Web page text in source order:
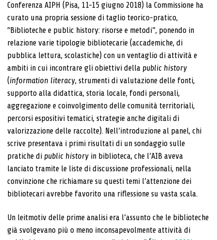
Conferenza AIPH (Pisa, 11-15 giugno 2018) la Commissione ha
curato una propria sessione di taglio teorico-pratico,
“Biblioteche e public history: risorse e metodi”, ponendo in
relazione varie tipologie bibliotecarie (accademiche, di
pubblica lettura, scolastiche) con un ventaglio di attività e
ambiti in cui incontrare gli obiettivi della public history
(information literacy, strumenti di valutazione delle fonti,
supporto alla didattica, storia locale, fondi personali,
aggregazione e coinvolgimento delle comunità territoriali,
percorsi espositivi tematici, strategie anche digitali di
valorizzazione delle raccolte). Nell’introduzione al panel, chi
scrive presentava i primi risultati di un sondaggio sulle
pratiche di public history in biblioteca, che l’AIB aveva
lanciato tramite le liste di discussione professionali, nella
convinzione che richiamare su questi temi l’attenzione dei
bibliotecari avrebbe favorito una riflessione su vasta scala.
Un leitmotiv delle prime analisi era l’assunto che le biblioteche
già svolgevano più o meno inconsapevolmente attività di